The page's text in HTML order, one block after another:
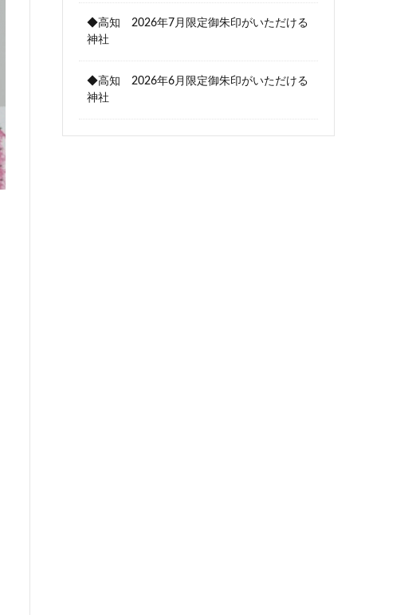
◆高知 2026年7月限定御朱印がいただける
神社
◆高知 2026年6月限定御朱印がいただける
神社